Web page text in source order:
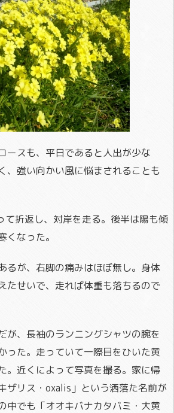
ースも、平日であると人出が少な
、強い向かい風に悩まされることも
て折返し、対岸を走る。後半は陽も傾
くなった。
るが、右脚の痛みはほぼ無し。身体
たせいで、走れば体重も落ちるので
が、長袖のランニングシャツの腕を
った。走っていて一際目をひいた黄
。近くによって写真を撮る。家に帰
ザリス・oxalis」という洒落た名前が
中でも「オオキバナカタバミ・大黄